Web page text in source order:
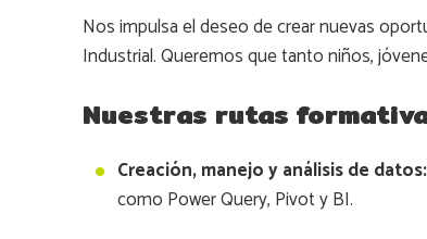
Nos impulsa el deseo de crear nuevas
Industrial. Queremos que tanto niños,
Nuestras rutas
Creación, manejo y análisis de datos:
como Power Query, Pivot y BI.